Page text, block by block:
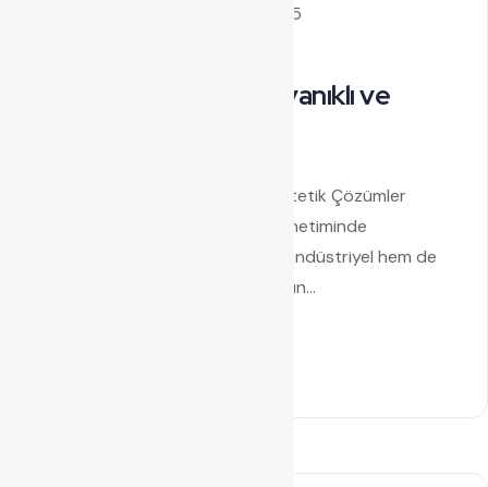
Eylül 6, 2025
Metal Kablo Kanalı: Dayanıklı ve
Metal Kablo Kanalı: Dayanıklı ve Estetik Çözümler
Elektrik tesisatlarında ve kablo yönetiminde
kullanılan metal kablo kanalı, hem endüstriyel hem de
ticari alanlarda vazgeçilmez bir ürün...